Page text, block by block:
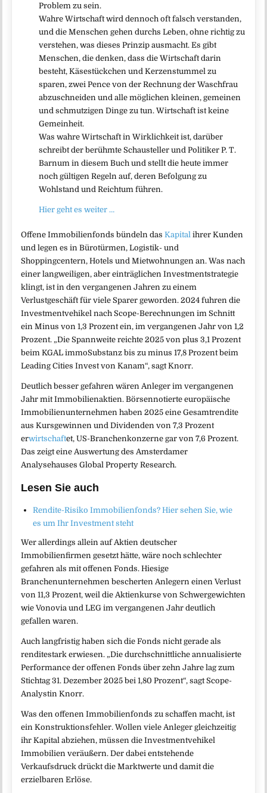
Problem zu sein.
Wahre Wirtschaft wird dennoch oft falsch verstanden,
und die Menschen gehen durchs Leben, ohne richtig zu
verstehen, was dieses Prinzip ausmacht. Es gibt
Menschen, die denken, dass die Wirtschaft darin
besteht, Käsestückchen und Kerzenstummel zu
sparen, zwei Pence von der Rechnung der Waschfrau
abzuschneiden und alle möglichen kleinen, gemeinen
und schmutzigen Dinge zu tun. Wirtschaft ist keine
Gemeinheit.
Was wahre Wirtschaft in Wirklichkeit ist, darüber
schreibt der berühmte Schausteller und Politiker P. T.
Barnum in diesem Buch und stellt die heute immer
noch gültigen Regeln auf, deren Befolgung zu
Wohlstand und Reichtum führen.
Hier geht es weiter …
Offene Immobilienfonds bündeln dasKapital ihrer Kunden
und legen es in Bürotürmen, Logistik- und
Shoppingcentern, Hotels und Mietwohnungen an. Was nach
einer langweiligen, aber einträglichen Investmentstrategie
klingt, ist in den vergangenen Jahren zu einem
Verlustgeschäft für viele Sparer geworden. 2024 fuhren die
Investmentvehikel nach Scope-Berechnungen im Schnitt
ein Minus von 1,3 Prozent ein, im vergangenen Jahr von 1,2
Prozent. „Die Spannweite reichte 2025 von plus 3,1 Prozent
beim KGAL immoSubstanz bis zu minus 17,8 Prozent beim
Leading Cities Invest von Kanam“, sagt Knorr.
Deutlich besser gefahren wären Anleger im vergangenen
Jahr mit Immobilienaktien. Börsennotierte europäische
Immobilienunternehmen haben 2025 eine Gesamtrendite
aus Kursgewinnen und Dividenden von 7,3 Prozent
erwirtschaftet, US-Branchenkonzerne gar von 7,6 Prozent.
Das zeigt eine Auswertung des Amsterdamer
Analysehauses Global Property Research.
Lesen Sie auch
Rendite-Risiko Immobilienfonds? Hier sehen Sie, wie
es um Ihr Investment steht
Wer allerdings allein auf Aktien deutscher
Immobilienfirmen gesetzt hätte, wäre noch schlechter
gefahren als mit offenen Fonds. Hiesige
Branchenunternehmen bescherten Anlegern einen Verlust
von 11,3 Prozent, weil die Aktienkurse von Schwergewichten
wie Vonovia und LEG im vergangenen Jahr deutlich
gefallen waren.
Auch langfristig haben sich die Fonds nicht gerade als
renditestark erwiesen. „Die durchschnittliche annualisierte
Performance der offenen Fonds über zehn Jahre lag zum
Stichtag 31. Dezember 2025 bei 1,80 Prozent“, sagt Scope-
Analystin Knorr.
Was den offenen Immobilienfonds zu schaffen macht, ist
ein Konstruktionsfehler. Wollen viele Anleger gleichzeitig
ihr Kapital abziehen, müssen die Investmentvehikel
Immobilien veräußern. Der dabei entstehende
Verkaufsdruck drückt die Marktwerte und damit die
erzielbaren Erlöse.